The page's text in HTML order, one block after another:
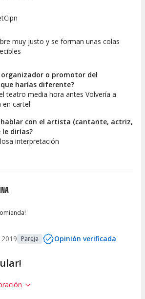
muy justo y se forman unas colas
organizador o promotor del
harías diferente?
teatro media hora antes Volvería a
en cartel
hablar con el artista (cantante, actriz,
le dirías?
interpretación
Pareja Opinión verificada